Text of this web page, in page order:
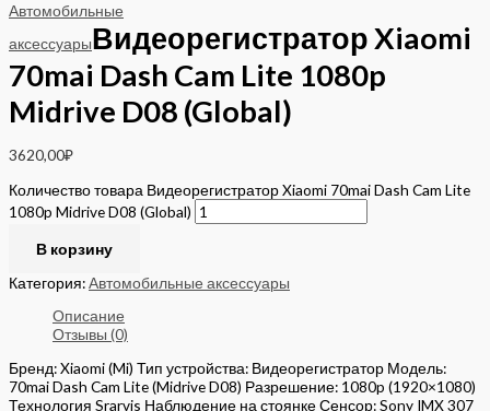
Автомобильные
аксессуарыВидеорегистратор Xiaomi
70mai Dash Cam Lite 1080p
Midrive D08 (Global)
3620,00₽
Количество товара Видеорегистратор Xiaomi 70mai Dash Cam Lite
1080p Midrive D08 (Global)
В корзину
Категория:Автомобильные аксессуары
Описание
Отзывы (0)
Бренд: Xiaomi (Mi) Тип устройства: Видеорегистратор Модель:
70mai Dash Cam Lite (Midrive D08) Разрешение: 1080p (1920×1080)
Технология Srarvis Наблюдение на стоянке Сенсор: Sony IMX 307